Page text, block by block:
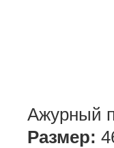
Ажурный
Размер: